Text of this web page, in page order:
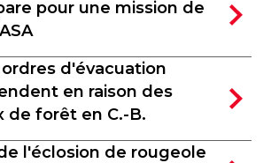
pour une mission de
ordres d'évacuation
en raison des
de forêt en C.-B.
l'éclosion de rougeole